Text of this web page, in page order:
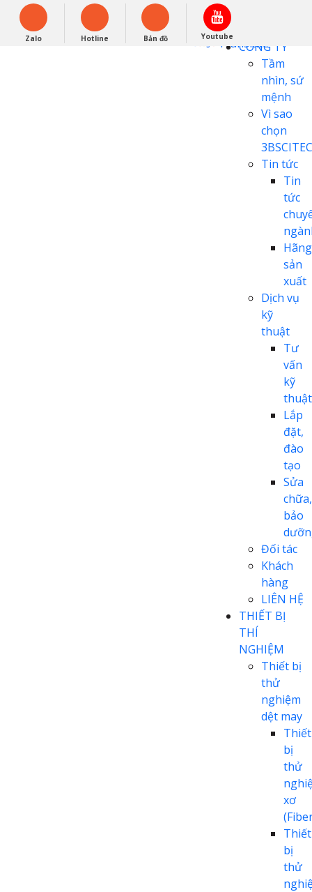
Powered by
Translate
English
0948279988
CÔNG TY
Tầm
nhìn, sứ
mệnh
Vì sao
chọn
Tin tức
Tin
tức
Hãng
sản
xuất
Dịch vụ
kỹ
thuật
Tư
vấn
kỹ
thuật
Lắp
đặt,
đào
tạo
Sửa
chữa,
bảo
Đối tác
Khách
hàng
LIÊN HỆ
THIẾT BỊ
THÍ
NGHIỆM
Thiết bị
thử
nghiệm
dệt may
Thiết
bị
thử
xơ
Thiết
bị
thử
Zalo Hotline Bản đồ Youtube